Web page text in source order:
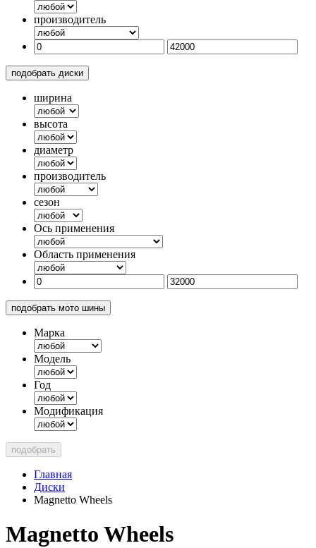
производитель
подобрать диски
ширина
высота
диаметр
производитель
сезон
Ось применения
Область применения
подобрать мото шины
Марка
Модель
Год
Модификация
подобрать
Главная
Диски
Magnetto Wheels
Magnetto Wheels